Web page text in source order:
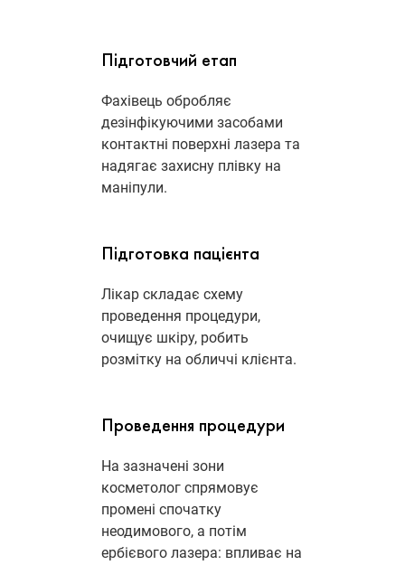
Підготовчий етап
Фахівець обробляє
дезінфікуючими засобами
контактні поверхні лазера та
надягає захисну плівку на
маніпули.
Підготовка пацієнта
Лікар складає схему
проведення процедури,
очищує шкіру, робить
розмітку на обличчі клієнта.
Проведення процедури
На зазначені зони
косметолог спрямовує
промені спочатку
неодимового, а потім
ербієвого лазера: впливає на